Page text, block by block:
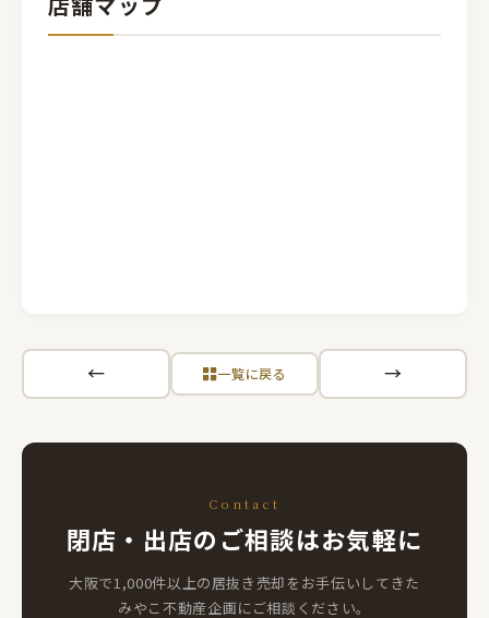
← 一覧に戻る →
Contact
閉店・出店のご相談はお気軽に
大阪で1,000件以上の居抜き売却をお手伝いしてきた
みやこ不動産企画にご相談ください。